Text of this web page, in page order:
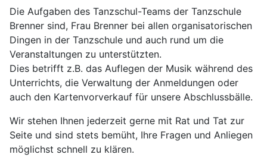
Die Aufgaben des Tanzschul-Teams der Tanzschule
Brenner sind, Frau Brenner bei allen organisatorischen
Dingen in der Tanzschule und auch rund um die
Veranstaltungen zu unterstützten.
Dies betrifft z.B. das Auflegen der Musik während des
Unterrichts, die Verwaltung der Anmeldungen oder
auch den Kartenvorverkauf für unsere Abschlussbälle.
Wir stehen Ihnen jederzeit gerne mit Rat und Tat zur
Seite und sind stets bemüht, Ihre Fragen und Anliegen
möglichst schnell zu klären.